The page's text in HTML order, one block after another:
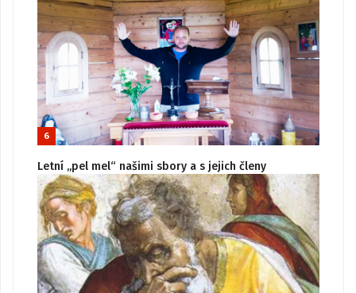
6
Letní „pel mel“ našimi sbory a s jejich členy